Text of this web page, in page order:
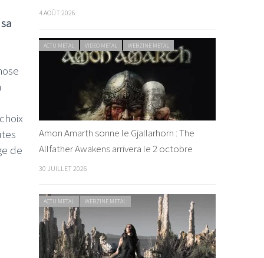
de
4 AOÛT 2026
ACTU METAL VIDEO METAL WEBZINE METAL
Amon Amarth sonne le Gjallarhorn : The
Allfather Awakens arrivera le 2 octobre
30 JUILLET 2026
ACTU METAL WEBZINE METAL